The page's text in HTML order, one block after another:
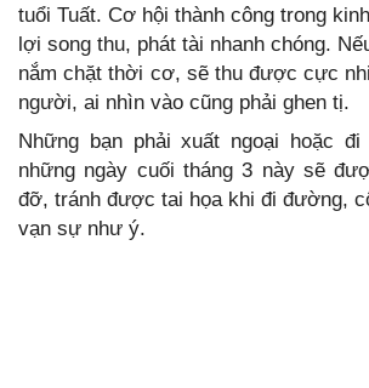
tuổi Tuất. Cơ hội thành công trong
lợi song thu, phát tài nhanh chóng.
nắm chặt thời cơ, sẽ thu được cực
người, ai nhìn vào cũng phải ghen tị.
Những bạn phải xuất ngoại hoặc
những ngày cuối tháng 3 này sẽ
đỡ, tránh được tai họa khi đi đường,
vạn sự như ý.